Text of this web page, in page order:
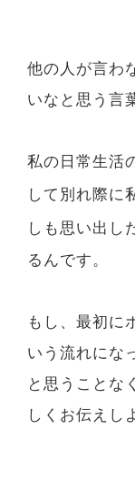
他の人が言わ
いなと思う言
私の日常生活
して別れ際に
しも思い出し
るんです。
もし、最初に
いう流れにな
と思うことな
しくお伝えし